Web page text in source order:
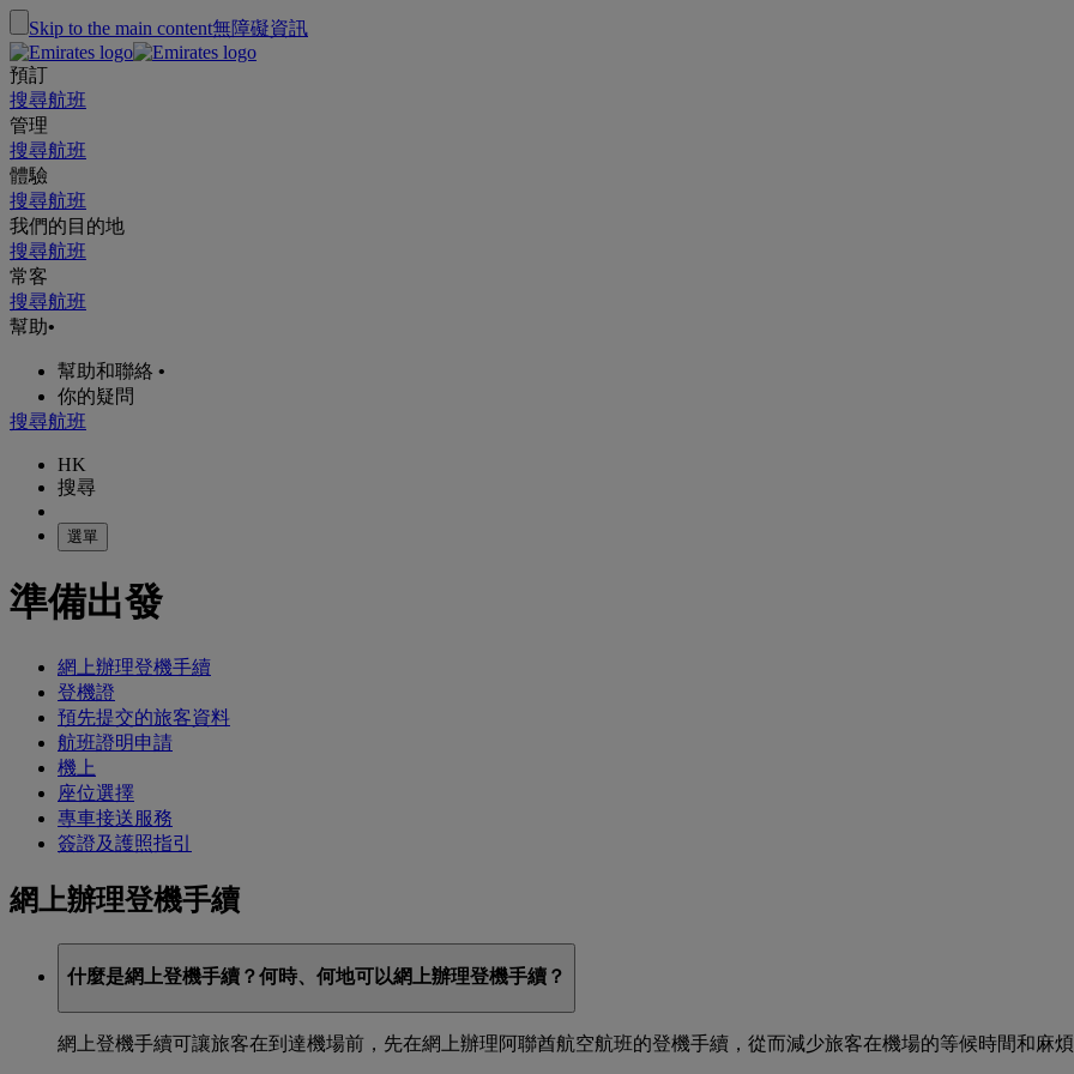
Skip to the main content無障礙資訊
預訂
搜尋航班
管理
搜尋航班
體驗
搜尋航班
我們的目的地
搜尋航班
常客
搜尋航班
幫助•
幫助和聯絡 •
你的疑問
搜尋航班
HK
搜尋
選單
準備出發
網上辦理登機手續
登機證
預先提交的旅客資料
航班證明申請
機上
座位選擇
專車接送服務
簽證及護照指引
網上辦理登機手續
什麼是網上登機手續？何時、何地可以網上辦理登機手續？
網上登機手續可讓旅客在到達機場前，先在網上辦理阿聯酋航空航班的登機手續，從而減少旅客在機場的等候時間和麻